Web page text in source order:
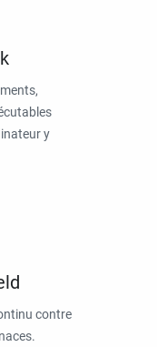
y
contre